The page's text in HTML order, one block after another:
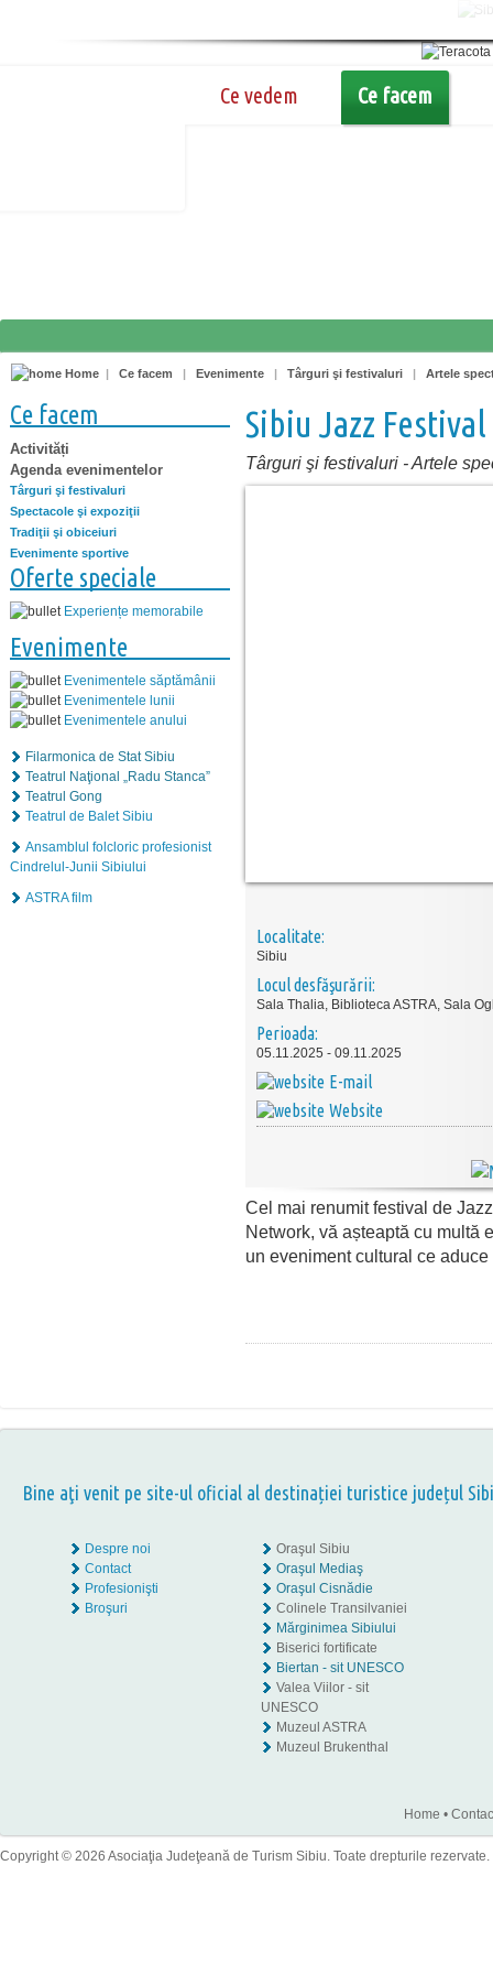
Ce vedem Ce facem
Home | Ce facem | Evenimente | Târguri şi festivaluri | Artele
Ce facem
Activități
Agenda evenimentelor
Târguri şi festivaluri
Spectacole şi expoziţii
Tradiţii şi obiceiuri
Evenimente sportive
Oferte speciale
Experiențe memorabile
Evenimente
Evenimentele săptămânii
Evenimentele lunii
Evenimentele anului
Filarmonica de Stat Sibiu
Teatrul Naţional „Radu Stanca”
Teatrul Gong
Teatrul de Balet Sibiu
Ansamblul folcloric profesionist
Cindrelul-Junii Sibiului
ASTRA film
Sibiu Jazz Festival
Târguri şi festivaluri -Artele
Localitate:
Sibiu
Locul desfăşurării:
Sala Thalia, Biblioteca ASTRA, Sala
Perioada:
05.11.2025 - 09.11.2025
E-mail
Website
Cel mai renumit festival de
Network, vă așteaptă cu multă
un eveniment cultural ce
Bine aţi venit pe site-ul oficial al destinației turistice județul
Despre noi
Contact
Profesionişti
Broşuri
Oraşul Sibiu
Oraşul Mediaş
Oraşul Cisnădie
Colinele Transilvaniei
Mărginimea Sibiului
Biserici fortificate
Biertan - sit UNESCO
Valea Viilor - sit
UNESCO
Muzeul ASTRA
Muzeul Brukenthal
Home •
Copyright © 2026 Asociaţia Judeţeană de Turism Sibiu. Toate drepturile rezervate.